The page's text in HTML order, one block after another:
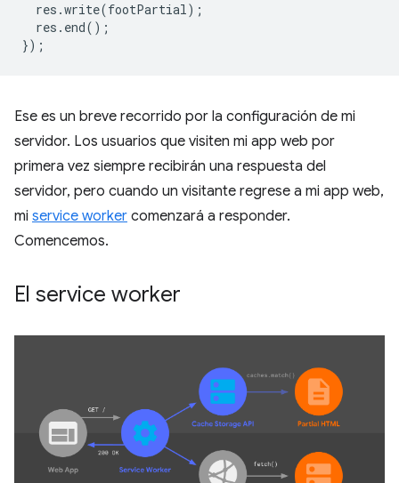
res .write(footPartial);
res . end();
});
Ese es un breve recorrido por la configuración de mi
servidor. Los usuarios que visiten mi app web por
primera vez siempre recibirán una respuesta del
servidor, pero cuando un visitante regrese a mi app web,
mi service worker comenzará a responder.
Comencemos.
El service worker